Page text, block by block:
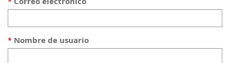
Nombre de usuario